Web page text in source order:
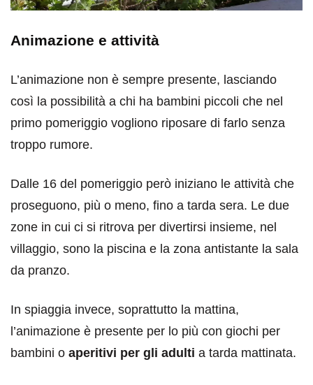
Animazione e attività
L’animazione non è sempre presente, lasciando
così la possibilità a chi ha bambini piccoli che nel
primo pomeriggio vogliono riposare di farlo senza
troppo rumore.
Dalle 16 del pomeriggio però iniziano le attività che
proseguono, più o meno, fino a tarda sera. Le due
zone in cui ci si ritrova per divertirsi insieme, nel
villaggio, sono la piscina e la zona antistante la sala
da pranzo.
In spiaggia invece, soprattutto la mattina,
l’animazione è presente per lo più con giochi per
bambini o aperitivi per gli adulti a tarda mattinata.